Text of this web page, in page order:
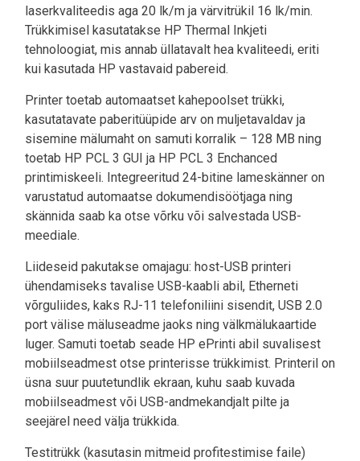
laserkvaliteedis aga 20 lk/m ja värvitrükil 16 lk/min.
Trükkimisel kasutatakse HP Thermal Inkjeti
tehnoloogiat, mis annab üllatavalt hea kvaliteedi, eriti
kui kasutada HP vastavaid pabereid.
Printer toetab automaatset kahepoolset trükki,
kasutatavate paberitüüpide arv on muljetavaldav ja
sisemine mälumaht on samuti korralik – 128 MB ning
toetab HP PCL 3 GUI ja HP PCL 3 Enchanced
printimiskeeli. Integreeritud 24-bitine lameskänner on
varustatud automaatse dokumendisöötjaga ning
skännida saab ka otse võrku või salvestada USB-
meediale.
Liideseid pakutakse omajagu: host-USB printeri
ühendamiseks tavalise USB-kaabli abil, Etherneti
võrguliides, kaks RJ-11 telefoniliini sisendit, USB 2.0
port välise mäluseadme jaoks ning välkmälukaartide
luger. Samuti toetab seade HP ePrinti abil suvalisest
mobiilseadmest otse printerisse trükkimist. Printeril on
üsna suur puutetundlik ekraan, kuhu saab kuvada
mobiilseadmest või USB-andmekandjalt pilte ja
seejärel need välja trükkida.
Testitrükk (kasutasin mitmeid profitestimise faile)